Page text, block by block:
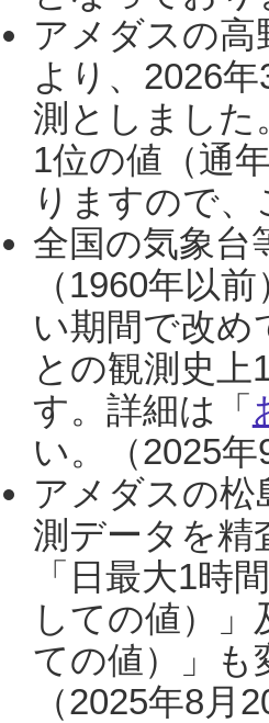
アメダスの高
より、2026
測としました
1位の値（通
りますので
全国の気象台
（1960年以
い期間で改め
との観測史
す。詳細は「
い。（2025年
アメダスの松
測データを精
「日最大1時
しての値）
ての値）」も
（2025年8月